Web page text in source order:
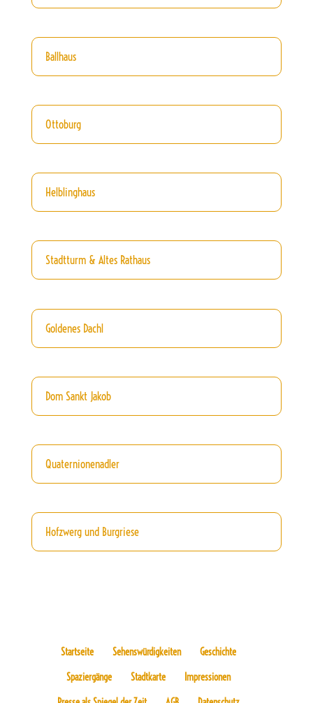
Ballhaus
Ottoburg
Helblinghaus
Stadtturm & Altes Rathaus
Goldenes Dachl
Dom Sankt Jakob
Quaternionenadler
Hofzwerg und Burgriese
Startseite Sehenswürdigkeiten
Geschichte
Spaziergänge
Stadtkarte
Impressionen